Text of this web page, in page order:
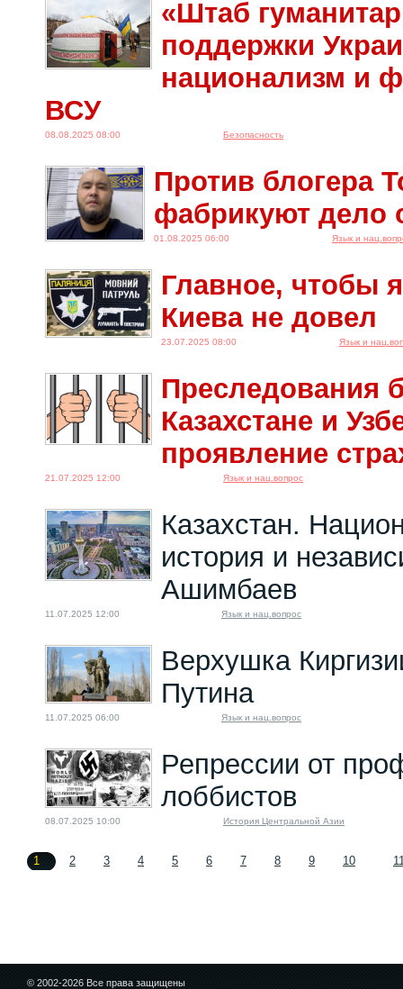
«Штаб
поддержки
национализм и
ВСУ
08.08.2025 08:00 Безопасность
Против блогера
фабрикуют дело
01.08.2025 06:00 Язык и
Главное, чтобы
Киева не довел
23.07.2025 08:00 Язык и
Преследования
Казахстане и
проявление
21.07.2025 12:00 Язык и нац.вопрос
Казахстан.
история и
Ашимбаев
11.07.2025 12:00 Язык и нац.вопрос
Верхушка
Путина
11.07.2025 06:00 Язык и нац.вопрос
Репрессии от
лоббистов
08.07.2025 10:00 История Центральной Азии
1 2 3 4 5 6 7 8 9 10
© 2002-2026 Все права защищены